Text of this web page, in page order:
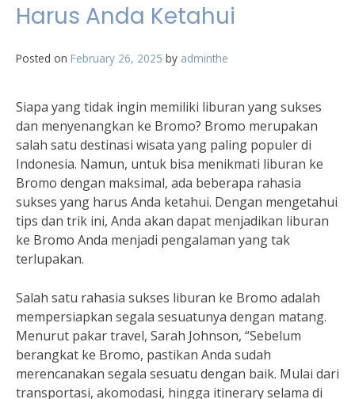
Harus Anda Ketahui
Posted on February 26, 2025 by adminthe
Siapa yang tidak ingin memiliki liburan yang sukses
dan menyenangkan ke Bromo? Bromo merupakan
salah satu destinasi wisata yang paling populer di
Indonesia. Namun, untuk bisa menikmati liburan ke
Bromo dengan maksimal, ada beberapa rahasia
sukses yang harus Anda ketahui. Dengan mengetahui
tips dan trik ini, Anda akan dapat menjadikan liburan
ke Bromo Anda menjadi pengalaman yang tak
terlupakan.
Salah satu rahasia sukses liburan ke Bromo adalah
mempersiapkan segala sesuatunya dengan matang.
Menurut pakar travel, Sarah Johnson, “Sebelum
berangkat ke Bromo, pastikan Anda sudah
merencanakan segala sesuatu dengan baik. Mulai dari
transportasi, akomodasi, hingga itinerary selama di